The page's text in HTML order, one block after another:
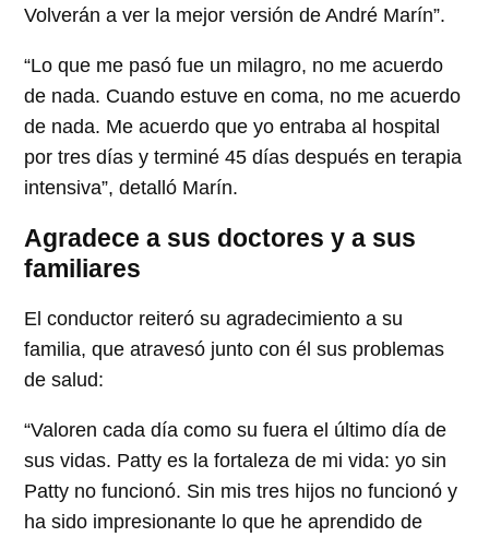
Volverán a ver la mejor versión de André Marín”.
“Lo que me pasó fue un milagro, no me acuerdo
de nada. Cuando estuve en coma, no me acuerdo
de nada. Me acuerdo que yo entraba al hospital
por tres días y terminé 45 días después en terapia
intensiva”, detalló Marín.
Agradece a sus doctores y a sus
familiares
El conductor reiteró su agradecimiento a su
familia, que atravesó junto con él sus problemas
de salud:
“Valoren cada día como su fuera el último día de
sus vidas. Patty es la fortaleza de mi vida: yo sin
Patty no funcionó. Sin mis tres hijos no funcionó y
ha sido impresionante lo que he aprendido de